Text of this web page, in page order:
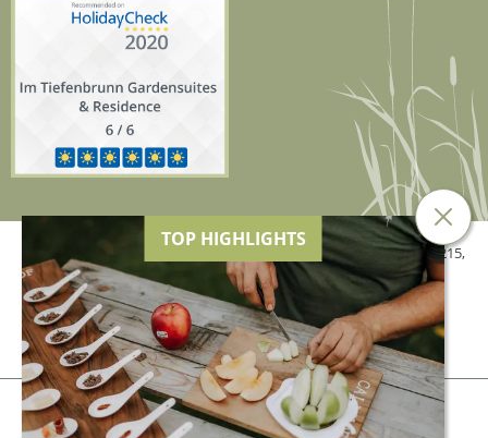
© 2026 Hotel Tiefenbrunn der Genetti Doris, MwSt.-Nr. 02634840215,
CIN: IT021041A13XFXM5JR
Impressum
Privacy & Cookies
produced by
TOP HIGHLIGHTS